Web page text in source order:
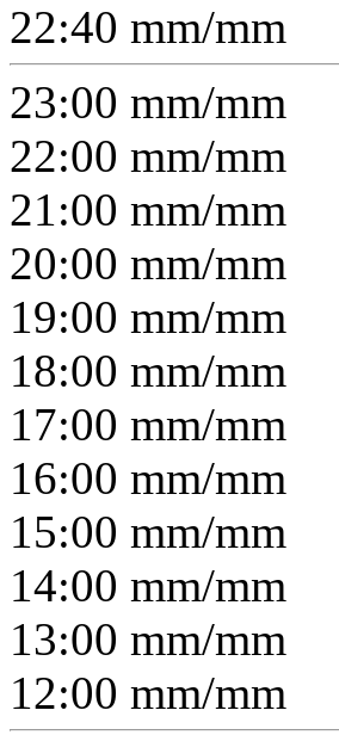
22:40 mm/mm
23:00 mm/mm
22:00 mm/mm
21:00 mm/mm
20:00 mm/mm
19:00 mm/mm
18:00 mm/mm
17:00 mm/mm
16:00 mm/mm
15:00 mm/mm
14:00 mm/mm
13:00 mm/mm
12:00 mm/mm